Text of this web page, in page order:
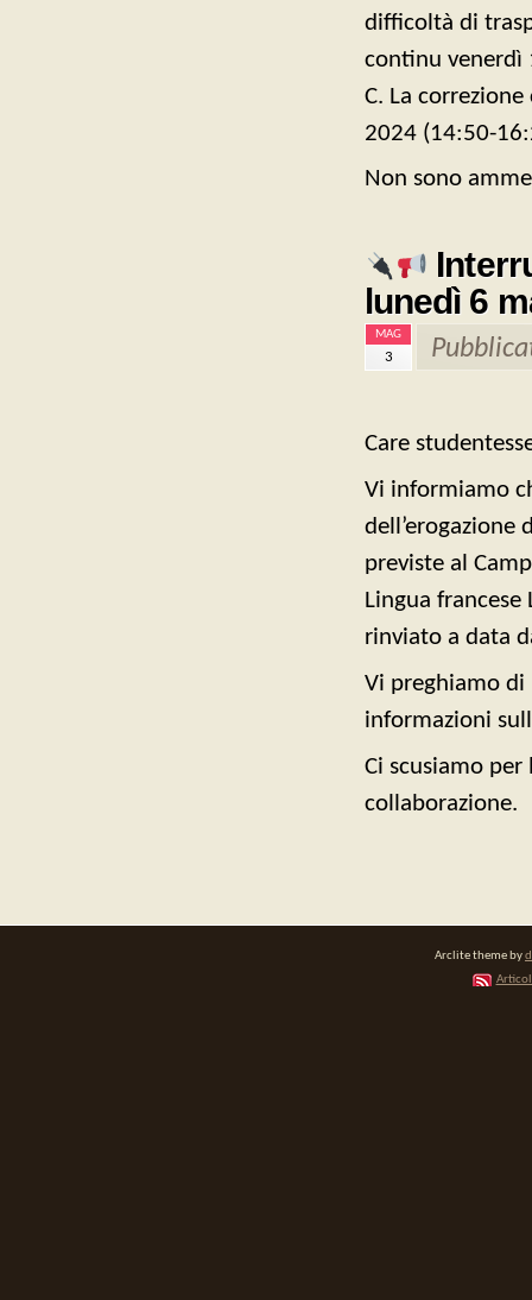
difficoltà di
continu venerdì
C. La
2024 (14:50-
Non sono
lunedì 6
MAG
3
Care
Vi informiamo
dell’erogazione
previste al
Lingua
rinviato a data
Vi preghiamo
informazioni
Ci scusiamo
collaborazione.
Arclite theme by